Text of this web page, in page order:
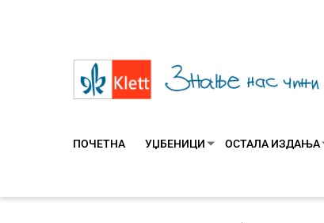
ПОЧЕТНА УЏБЕНИЦИ ОСТАЛА ИЗДАЊА